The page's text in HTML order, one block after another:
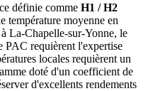
définie comme H1 / H2
température moyenne en
à La-Chapelle-sur-Yonne, le
PAC requièrent l'expertise
locales requièrent un
doté d'un coefficient de
d'excellents rendements